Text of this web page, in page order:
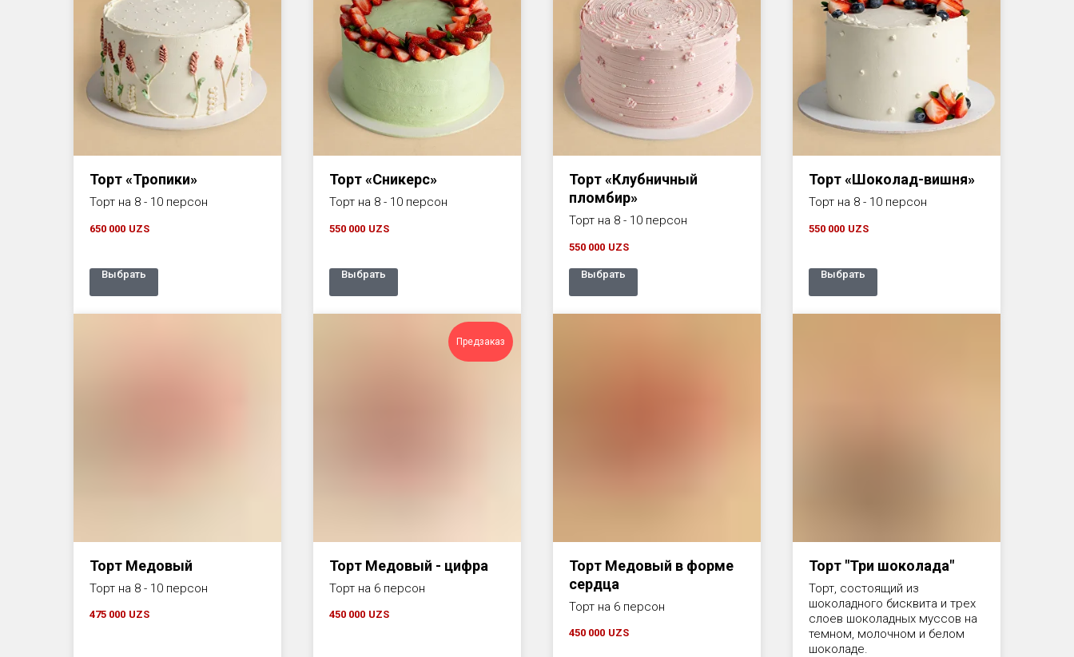
Торт «Тропики»
Торт на 8 - 10 персон
650 000 UZS
Выбрать
Торт «Сникерс»
Торт на 8 - 10 персон
550 000 UZS
Выбрать
Торт «Клубничный
пломбир»
Торт на 8 - 10 персон
550 000 UZS
Выбрать
Торт «Шоколад-вишня»
Торт на 8 - 10 персон
550 000 UZS
Выбрать
Торт Медовый
Торт на 8 - 10 персон
475 000 UZS
Предзаказ
Торт Медовый - цифра
Торт на 6 персон
450 000 UZS
Торт Медовый в форме
сердца
Торт на 6 персон
450 000 UZS
Торт "Три шоколада"
Торт, состоящий из
шоколадного бисквита и трех
слоев шоколадных муссов на
темном, молочном и белом
шоколаде.